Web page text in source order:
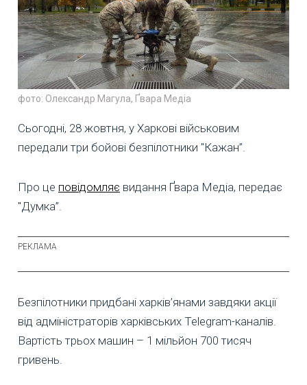
фото: Олександр Магула, Ґвара Медіа
Сьогодні, 28 жовтня, у Харкові військовим
передали три бойові безпілотники "Кажан”.
Про це повідомляє видання Ґвара Медіа, передає
"Думка”.
Безпілотники придбані харків’янами завдяки акції
від адміністраторів харківських Telegram-каналів.
Вартість трьох машин – 1 мільйон 700 тисяч
гривень.